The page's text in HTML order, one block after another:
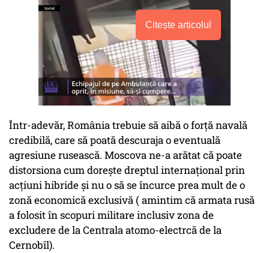
Citește articolul
Într-adevăr, România trebuie să aibă o forță navală
credibilă, care să poată descuraja o eventuală
agresiune rusească. Moscova ne-a arătat că poate
distorsiona cum dorește dreptul internațional prin
acțiuni hibride și nu o să se încurce prea mult de o
zonă economică exclusivă ( amintim că armata rusă
a folosit în scopuri militare inclusiv zona de
excludere de la Centrala atomo-electrcă de la
Cernobîl).